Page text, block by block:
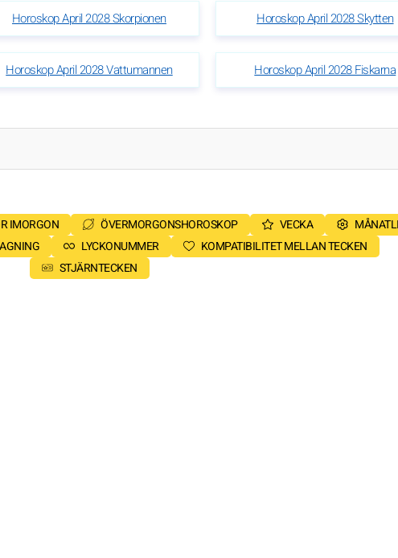
Horoskop April 2028 Skorpionen Horoskop April 2028 Skytten
Horoskop April 2028 Vattumannen Horoskop April 2028 Fiskarna
IMORGON ÖVERMORGONSHOROSKOP VECKA
LYCKONUMMER
KOMPATIBILITET MELLAN TECKEN
STJÄRNTECKEN